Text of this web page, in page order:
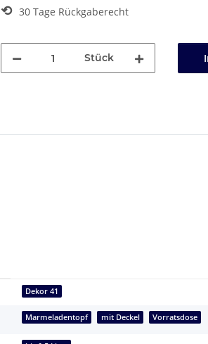
⟲ 30 Tage Rückgaberecht
Stück
Dekor 41
Marmeladentopf mit Deckel Vorratsdose